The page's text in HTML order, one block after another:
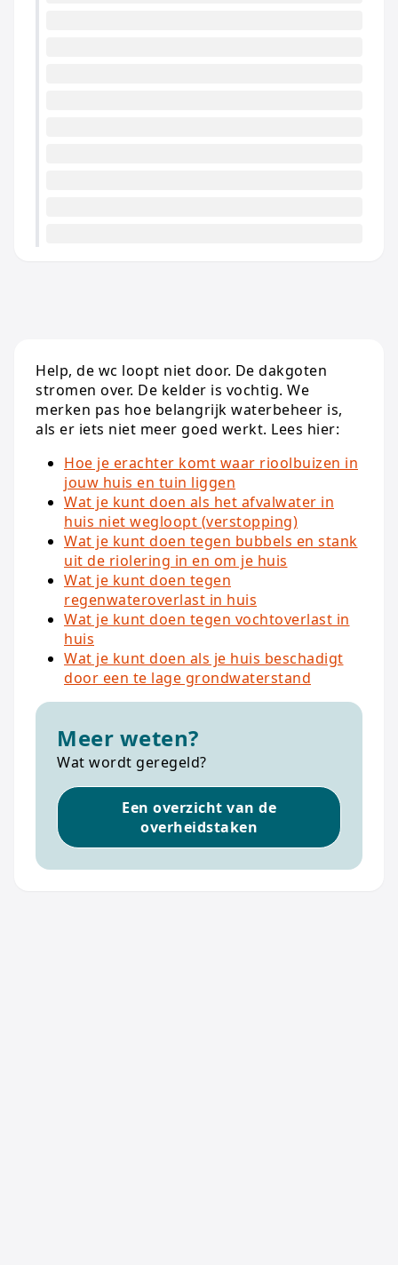
Help, de wc loopt niet door. De dakgoten
stromen over. De kelder is vochtig. We
merken pas hoe belangrijk waterbeheer is,
als er iets niet meer goed werkt. Lees hier:
Hoe je erachter komt waar rioolbuizen in
jouw huis en tuin liggen
Wat je kunt doen als het afvalwater in
huis niet wegloopt (verstopping)
Wat je kunt doen tegen bubbels en stank
uit de riolering in en om je huis
Wat je kunt doen tegen
regenwateroverlast in huis
Wat je kunt doen tegen vochtoverlast in
huis
Wat je kunt doen als je huis beschadigt
door een te lage grondwaterstand
Meer weten?
Wat wordt geregeld?
Een overzicht van de
overheidstaken